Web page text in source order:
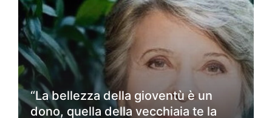
“La bellezza della gioventù è un
dono, quella della vecchiaia te la